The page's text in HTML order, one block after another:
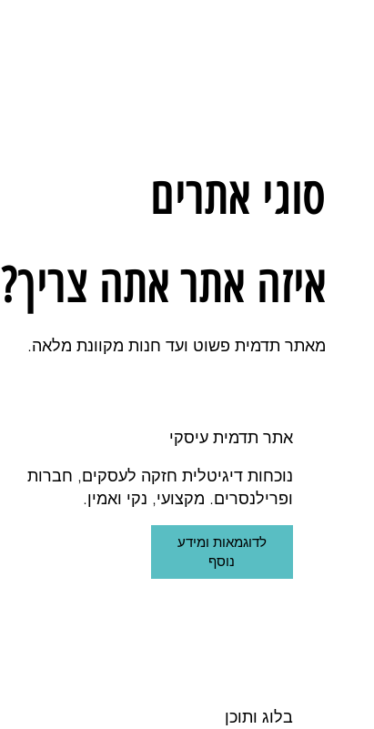
סוגי אתרים
איזה אתר אתה צריך?
מאתר תדמית פשוט ועד חנות מקוונת מלאה.
אתר תדמית עיסקי
נוכחות דיגיטלית חזקה לעסקים, חברות
ופרילנסרים. מקצועי, נקי ואמין.
לדוגמאות ומידע
נוסף
בלוג ותוכן